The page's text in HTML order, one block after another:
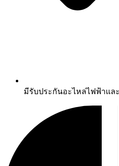
มีรับประกันอะไหล่ไฟฟ้าแล